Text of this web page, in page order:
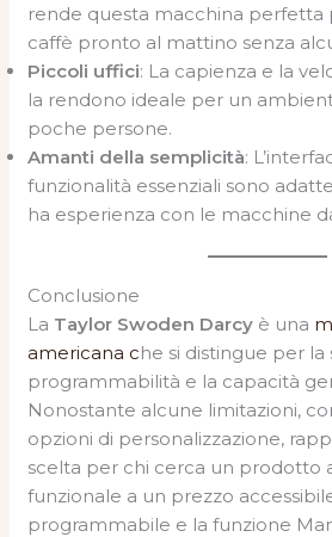
rende questa macchina perfetta
caffè pronto al mattino senza
Piccoli uffici: La capienza e la
la rendono ideale per un
poche persone.
Amanti della semplicità:
funzionalità essenziali sono
ha esperienza con le macchine
Conclusione
La Taylor Swoden Darcy è una
americana che si distingue per la
programmabilità e la capacità
Nonostante alcune limitazioni,
opzioni di personalizzazione,
scelta per chi cerca un prodotto
funzionale a un prezzo
programmabile e la funzione